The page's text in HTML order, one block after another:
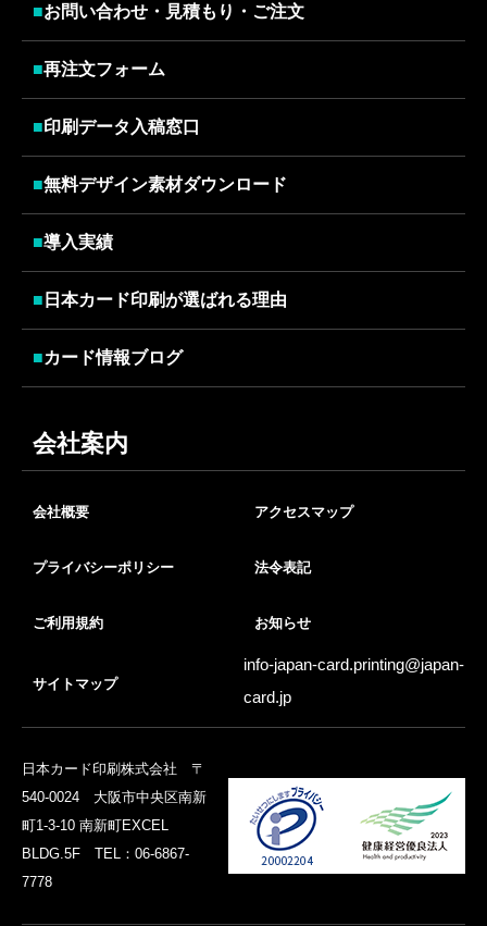
■お問い合わせ・見積もり・ご注文
■再注文フォーム
■印刷データ入稿窓口
■無料デザイン素材ダウンロード
■導入実績
■ 日本カード印刷が選ばれる理由
■カード情報ブログ
会社案内
会社概要 アクセスマップ
プライバシーポリシー 法令表記
ご利用規約 お知らせ
サイトマップ
info-japan-card.printing@japan-
card.jp
日本カード印刷株式会社 〒
540-0024 大阪市中央区南新
町1-3-10 南新町EXCEL
BLDG.5F TEL：06-6867-
7778